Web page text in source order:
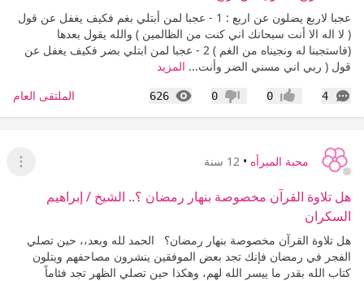
عجبا لاربع يضلون عن اربع : 1 - عجبا لمن أبتلي بغم فكيف يغفل عن قول
( لا اله الا أنت سبحانك اني كنت من الظالمين ) والله يقول بعدها
(فاستجبنا له ونجيناه من الغم ) 2 - عجبا لمن ابتلي بضر فكيف يغفل عن
قول ( ربي اني مسني الضر وأنت... المزيد
4
التعليقات إعجاب0 عدم إعجاب
0
626
المشاهدات الملتقى العام
محبة المبرأه • 12 سنة
عرض
هل تلاوة القرآن مخصوصة بنهار رمضان ؟.. الشيخ / إبراهيم
السكران
هل تلاوة القرآن مخصوصة بنهار رمضان؟ الحمد لله وبعد،، حين تصلي
الفجر في رمضان فإنك تجد بعض الموفقين ينشرون مصاحفهم ويتلون
كتاب الله بقدر ما ييسر الله لهم، وهكذا حين تصلي الظهر تجد فئاماً